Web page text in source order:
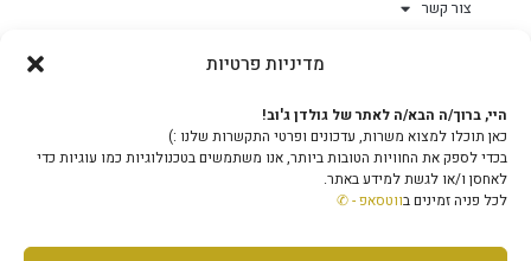
מדיניות פרטיות
היי, ברוך/ה הבא/ה לאתר של גולדן ג'וב!
כאן תוכלו למצוא משרות, עדכונים ופרטי התקשרות שלנו :)
בכדי לספק את החוויות הטובות ביותר, אנו משתמשים בטכנולוגיות כמו עוגיות כדי
לאחסן ו/או לגשת למידע באתר.
לכל פניה זמינים בווטסאפ - ✆
צור קשר
צוות